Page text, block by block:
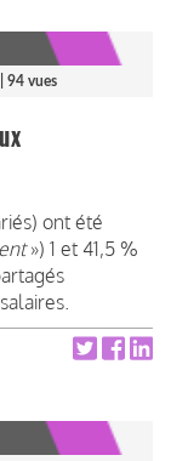
| 94 vues
ont été
») 1 et 41,5 %